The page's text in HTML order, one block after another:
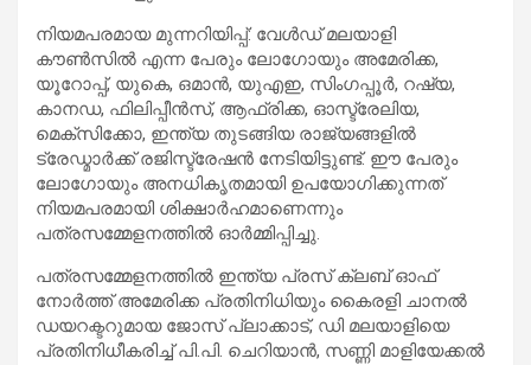
നിയമപരമായ മുന്നറിയിപ്പ്: വേൾഡ് മലയാളി
കൗൺസിൽ എന്ന പേരും ലോഗോയും അമേരിക്ക,
യൂറോപ്പ്, യുകെ, ഒമാൻ, യുഎഇ, സിംഗപ്പൂർ, റഷ്യ,
കാനഡ, ഫിലിപ്പീൻസ്, ആഫ്രിക്ക, ഓസ്ട്രേലിയ,
മെക്സിക്കോ, ഇന്ത്യ തുടങ്ങിയ രാജ്യങ്ങളിൽ
ട്രേഡ്മാർക്ക് രജിസ്ട്രേഷൻ നേടിയിട്ടുണ്ട്. ഈ പേരും
ലോഗോയും അനധികൃതമായി ഉപയോഗിക്കുന്നത്
നിയമപരമായി ശിക്ഷാർഹമാണെന്നും
പത്രസമ്മേളനത്തിൽ ഓർമ്മിപ്പിച്ചു.
പത്രസമ്മേളനത്തിൽ ഇന്ത്യ പ്രസ് ക്ലബ് ഓഫ്
നോർത്ത് അമേരിക്ക പ്രതിനിധിയും കൈരളി ചാനൽ
ഡയറക്ടറുമായ ജോസ് പ്ലാക്കാട്, ഡി മലയാളിയെ
പ്രതിനിധീകരിച്ച് പി.പി. ചെറിയാൻ, സണ്ണി മാളിയേക്കൽ